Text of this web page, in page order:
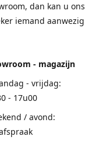
dan kan u ons
iemand aanwezig
- magazijn
- vrijdag:
- 17u00
/ avond: